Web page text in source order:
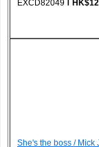
EXCD82049
She's the boss /